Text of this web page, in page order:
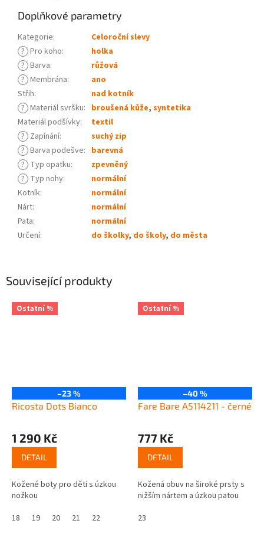
Související produkty
Ostatní %
–23 %
Ricosta Dots Bianco
1 290 Kč
DETAIL
Kožené boty pro děti s úzkou
nožkou
18
19 20 21 22
Ostatní %
–40 %
Fare Bare A5114211 - černé
777 Kč
DETAIL
Kožená obuv na široké prsty s
nižším nártem a úzkou patou
23
Doplňkové parametry
Kategorie:
Celoroční slevy
? Pro koho:
holka
? Barva:
růžová
? Membrána:
ano
Střih:
nad kotník
? Materiál svršku: broušená kůže, syntetika
Materiál podšívky:
textil
? Zapínání:
suchý zip
? Barva podešve: barevná
? Typ opatku:
zpevněný
? Typ nohy:
normální
Kotník:
normální
Nárt:
normální
Pata:
normální
Určení: do školky, do školy, do města